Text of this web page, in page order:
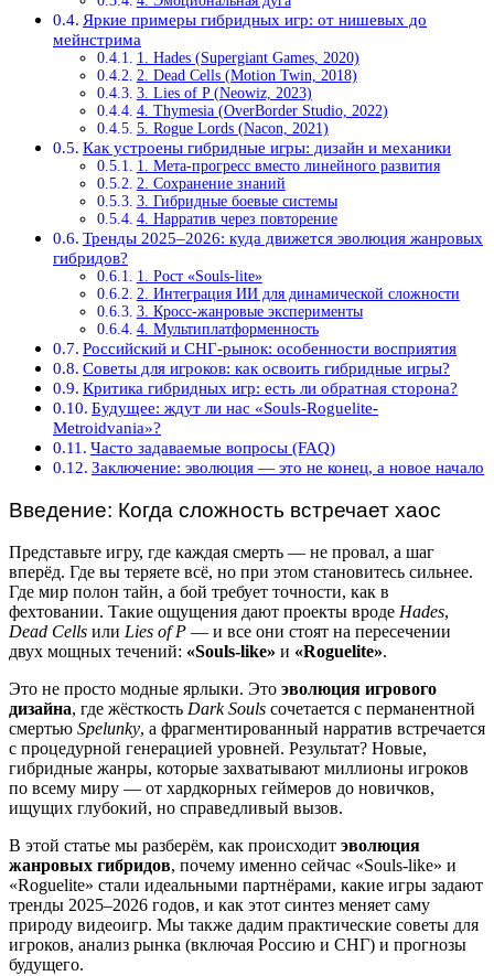
Яркие примеры гибридных игр: от нишевых до
мейнстрима
1. Hades (Supergiant Games, 2020)
2. Dead Cells (Motion Twin, 2018)
3. Lies of P (Neowiz, 2023)
4. Thymesia (OverBorder Studio, 2022)
5. Rogue Lords (Nacon, 2021)
Как устроены гибридные игры: дизайн и механики
1. Мета-прогресс вместо линейного развития
2. Сохранение знаний
3. Гибридные боевые системы
4. Нарратив через повторение
Тренды 2025–2026: куда движется эволюция жанровых
гибридов?
1. Рост «Souls-lite»
2. Интеграция ИИ для динамической сложности
3. Кросс-жанровые эксперименты
4. Мультиплатформенность
Российский и СНГ-рынок: особенности восприятия
Советы для игроков: как освоить гибридные игры?
Критика гибридных игр: есть ли обратная сторона?
Будущее: ждут ли нас «Souls-Roguelite-
Metroidvania»?
Часто задаваемые вопросы (FAQ)
Заключение: эволюция — это не конец, а новое начало
Введение: Когда сложность встречает хаос
Представьте игру, где каждая смерть — не провал, а шаг
вперёд. Где вы теряете всё, но при этом становитесь сильнее.
Где мир полон тайн, а бой требует точности, как в
фехтовании. Такие ощущения дают проекты вроде Hades,
Dead Cells или Lies of P — и все они стоят на пересечении
двух мощных течений: «Souls-like» и «Roguelite».
Это не просто модные ярлыки. Это эволюция игрового
дизайна, где жёсткость Dark Souls сочетается с перманентной
смертью Spelunky, а фрагментированный нарратив встречается
с процедурной генерацией уровней. Результат? Новые,
гибридные жанры, которые захватывают миллионы игроков
по всему миру — от хардкорных геймеров до новичков,
ищущих глубокий, но справедливый вызов.
В этой статье мы разберём, как происходит эволюция
жанровых гибридов, почему именно сейчас «Souls-like» и
«Roguelite» стали идеальными партнёрами, какие игры задают
тренды 2025–2026 годов, и как этот синтез меняет саму
природу видеоигр. Мы также дадим практические советы для
игроков, анализ рынка (включая Россию и СНГ) и прогнозы
будущего.